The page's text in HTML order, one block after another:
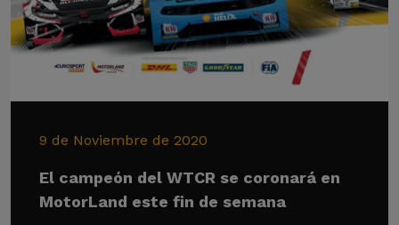
9 de Noviembre de 2020
El campeón del WTCR se coronará en
MotorLand este fin de semana